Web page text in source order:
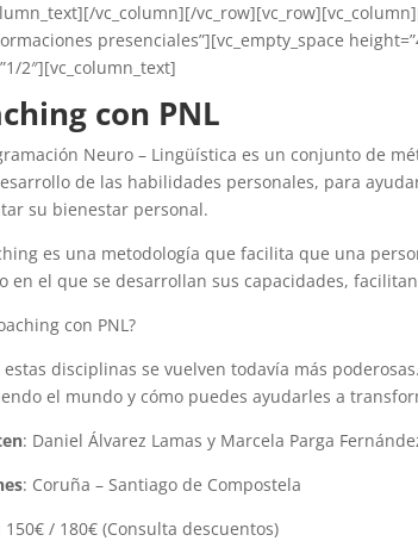
vc_column][/
presenciales”][vc_empty_space
2″][vc_column_text]
con PNL
Neuro – Lingüística es un conjunto de
de las habilidades personales, para
su bienestar personal.
es una metodología que facilita que una
en el que se desarrollan sus capacidades,
con PNL?
estas disciplinas se vuelven todavía más
el mundo y cómo puedes ayudarles a
: Daniel Álvarez Lamas y Marcela Parga
: Coruña – Santiago de Compostela
150€ / 180€ (Consulta descuentos)